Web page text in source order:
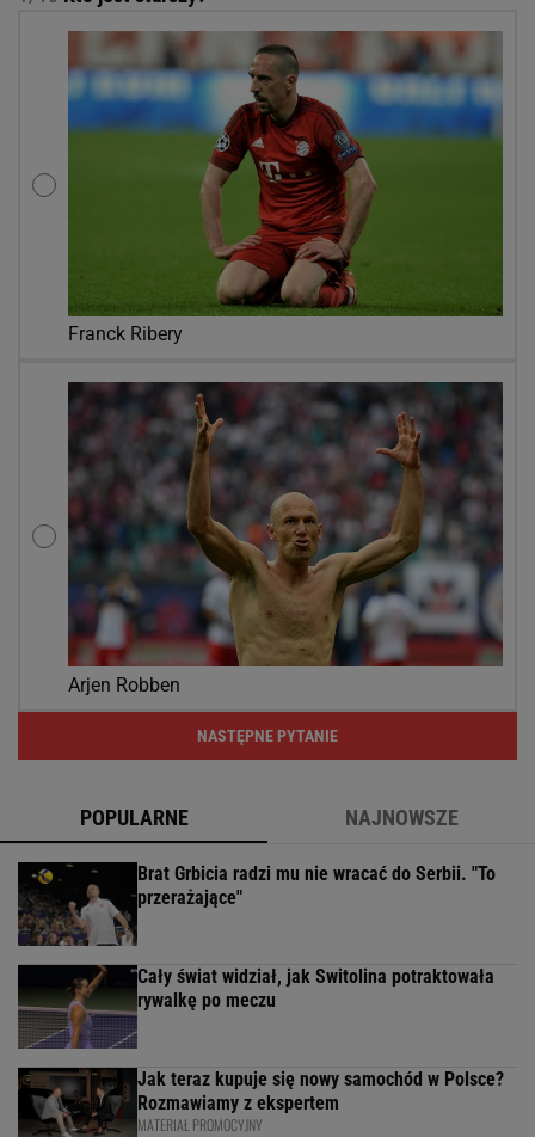
Franck Ribery
Arjen Robben
NASTĘPNE PYTANIE
POPULARNE NAJNOWSZE
Brat Grbicia radzi mu nie wracać do Serbii. "To
przerażające"
Cały świat widział, jak Switolina potraktowała
rywalkę po meczu
Jak teraz kupuje się nowy samochód w Polsce?
Rozmawiamy z ekspertem
MATERIAŁ PROMOCYJNY